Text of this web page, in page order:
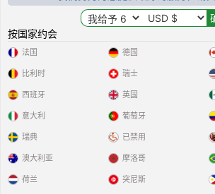
按国家约会
法国
比利时
西班牙
意大利
瑞典
德国
瑞士
英国
葡萄牙
已禁用
澳大利亚
荷兰
摩洛哥
突尼斯